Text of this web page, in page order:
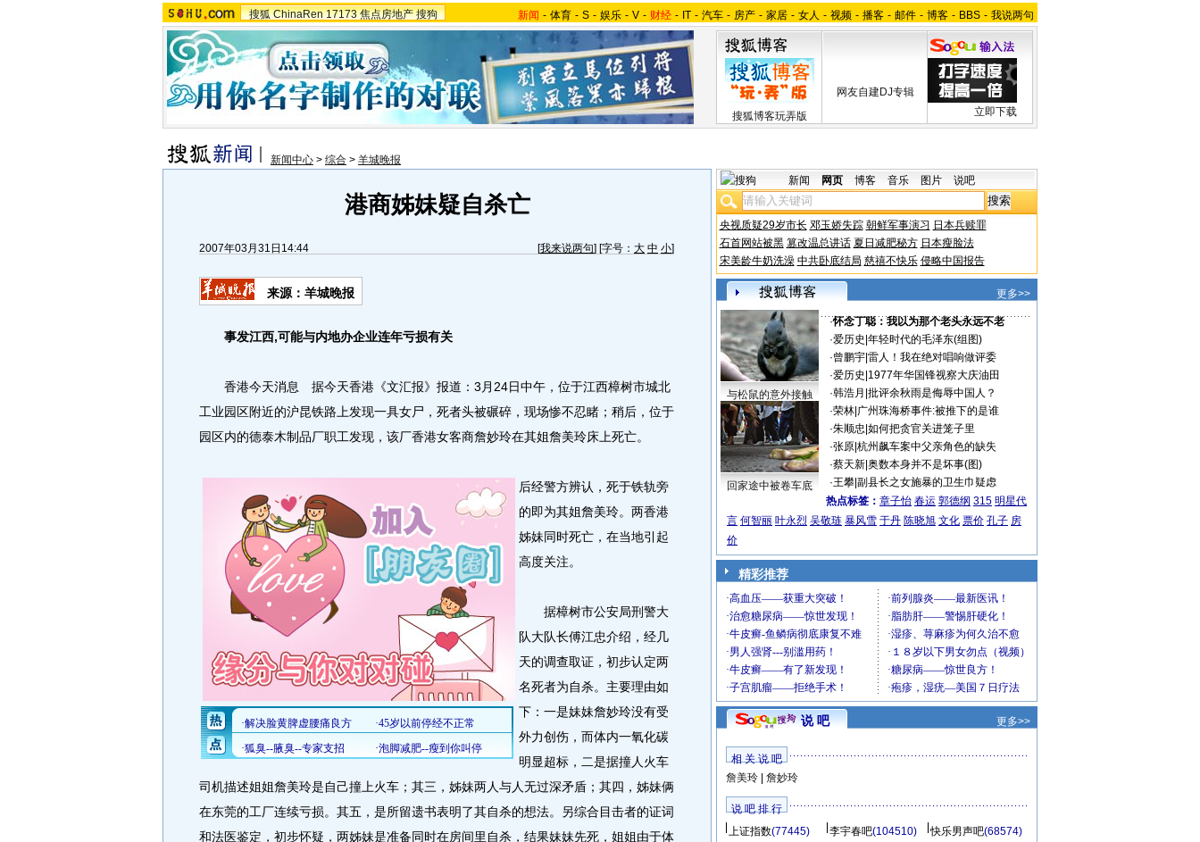
搜狐 ChinaRen 17173 焦点房地产 搜狗 新闻 - 体育 - S - 娱乐 - V - 财经 - IT - 汽车 - 房产 - 家居 - 女人 - 视频 - 播客 - 邮件 - 博客 - BBS - 我说两句
搜狐博客玩弄版
网友自建DJ专辑
立即下载
新闻中心 > 综合 > 羊城晚报
港商姊妹疑自杀亡
2007年03月31日14:44 [我来说两句] [字号： 大 中 小]
来源：羊城晚报
事发江西,可能与内地办企业连年亏损有关
香港今天消息 据今天香港《文汇报》报道：3月24日中午，位于江西樟树市城北
工业园区附近的沪昆铁路上发现一具女尸，死者头被碾碎，现场惨不忍睹；稍后，位于
园区内的德泰木制品厂职工发现，该厂香港女客商詹妙玲在其姐詹美玲床上死亡。
后经警方辨认，死于铁轨旁
的即为其姐詹美玲。两香港
姊妹同时死亡，在当地引起
高度关注。
据樟树市公安局刑警大
队大队长傅江忠介绍，经几
天的调查取证，初步认定两
名死者为自杀。主要理由如
下：一是妹妹詹妙玲没有受
外力创伤，而体内一氧化碳
明显超标，二是据撞人火车
司机描述姐姐詹美玲是自己撞上火车；其三，姊妹两人与人无过深矛盾；其四，姊妹俩
在东莞的工厂连续亏损。其五，是所留遗书表明了其自杀的想法。另综合目击者的证词
和法医鉴定，初步怀疑，两姊妹是准备同时在房间里自杀，结果妹妹先死，姐姐由于体
新闻 网页 博客 音乐 图片 说吧
央视质疑29岁市长 邓玉娇失踪 朝鲜军事演习 日本兵赎罪
石首网站被黑 篡改温总讲话 夏日减肥秘方 日本瘦脸法
宋美龄牛奶洗澡 中共卧底结局 慈禧不快乐 侵略中国报告
更多>>
与松鼠的意外接触
回家途中被卷车底
·怀念丁聪：我以为那个老头永远不老
·爱历史 年轻时代的毛泽东(组图)
·曾鹏宇| 雷人！我在绝对唱响做评委
·爱历史 1977年华国锋视察大庆油田
·韩浩月 批评余秋雨是侮辱中国人？
·荣林| 广州珠海桥事件:被推下的是谁
·朱顺忠 如何把贪官关进笼子里
·张原| 杭州飙车案中父亲角色的缺失
·蔡天新| 奥数本身并不是坏事(图)
·王攀| 副县长之女施暴的卫生巾疑虑
热点标签： 章子怡 春运 郭德纲 315 明星代
言 何智丽 叶永烈 吴敬琏 暴风雪 于丹 陈晓旭 文化 票价 孔子 房
价
精彩推荐
说 吧 更多>>
相 关 说 吧
詹美玲| 詹妙玲
说 吧 排 行
上证指数(77445) 李宇春吧(104510) 快乐男声吧(68574)